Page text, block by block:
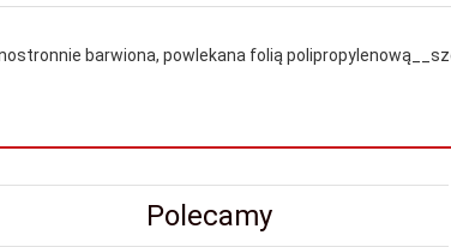
barwiona, powlekana folią
Polecamy